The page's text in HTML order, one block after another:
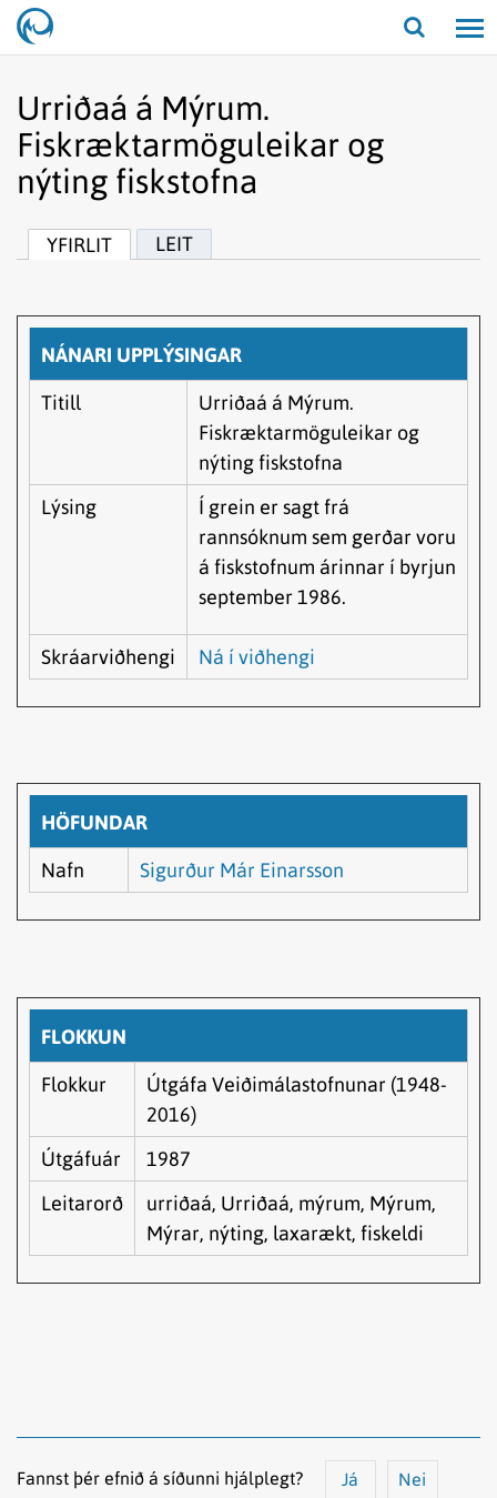
Opna/
Urriðaá á Mýrum.
Fiskræktarmöguleikar og
nýting fiskstofna
YFIRLIT LEIT
NÁNARI UPPLÝSINGAR
Titill
Urriðaá á Mýrum.
Fiskræktarmöguleikar og
nýting fiskstofna
Lýsing
Í grein er sagt frá
rannsóknum sem gerðar voru
á fiskstofnum árinnar í byrjun
september 1986.
Skráarviðhengi Ná í viðhengi
HÖFUNDAR
Nafn Sigurður Már Einarsson
FLOKKUN
Flokkur
Útgáfa Veiðimálastofnunar (1948-
2016)
Útgáfuár
1987
Leitarorð
urriðaá, Urriðaá, mýrum, Mýrum,
Mýrar, nýting, laxarækt, fiskeldi
Fannst þér efnið á síðunni hjálplegt? Já Nei